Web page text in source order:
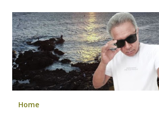
Pular para o conteúdo
Home